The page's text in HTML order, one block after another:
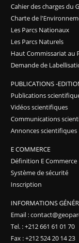
Cahier des charges du
Charte de
Les Parcs Nationaux
Les Parcs Naturels
Haut Commissariat au
Demande de
PUBLICATIONS -
Publications
Vidéos scientifiques
Communications
Annonces scientifiques
E COMMERCE
Définition E Commerce
Système de sécurité
Inscription
INFORMATIONS
Email :
Tel. : +212 661 61 01 70
Fax : +212 524 20 14 23